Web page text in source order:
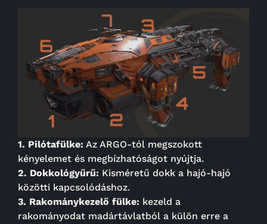
1. Pilótafülke: Az ARGO-tól megszokott
kényelemet és megbízhatóságot nyújtja.
2. Dokkológyűrű: Kisméretű dokk a hajó-hajó
közötti kapcsolódáshoz.
3. Rakománykezelő fülke: kezeld a
rakományodat madártávlatból a külön erre a